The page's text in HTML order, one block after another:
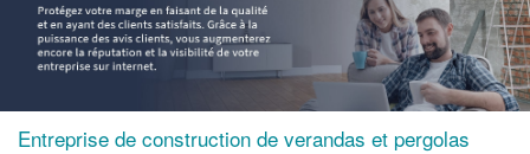
Entreprise de construction de verandas et pergolas